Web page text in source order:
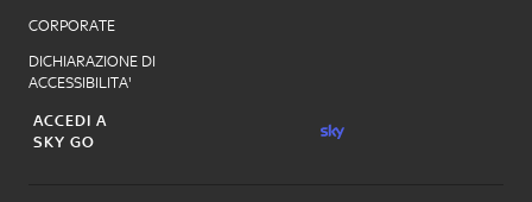
CORPORATE
DICHIARAZIONE DI
ACCESSIBILITA'
ACCEDI A
SKY GO